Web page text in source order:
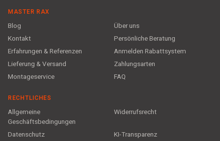
MASTER RAX
Blog
Über uns
Kontakt
Persönliche Beratung
Erfahrungen & Referenzen
Anmelden Rabattsystem
Lieferung & Versand
Zahlungsarten
Montageservice
FAQ
RECHTLICHES
Allgemeine
Geschäftsbedingungen
Widerrufsrecht
Datenschutz
KI-Transparenz